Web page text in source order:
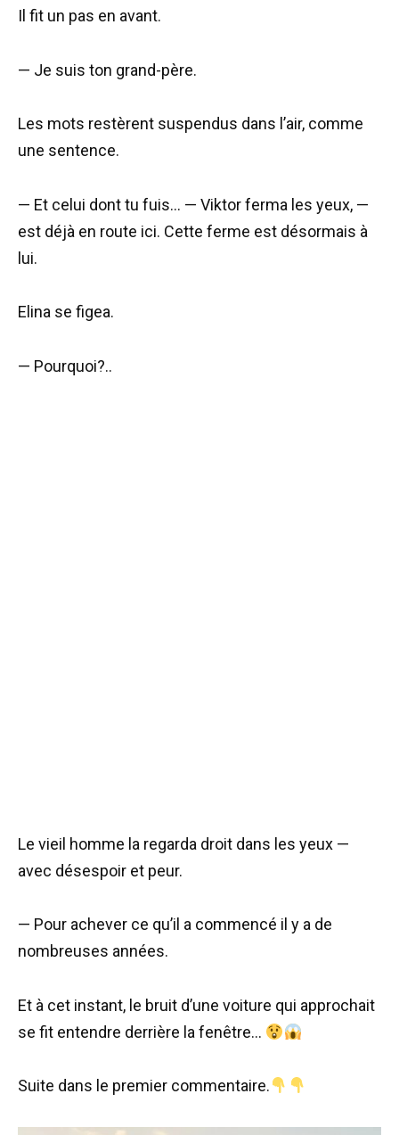
Il fit un pas en avant.
— Je suis ton grand-père.
Les mots restèrent suspendus dans l’air, comme
une sentence.
— Et celui dont tu fuis… — Viktor ferma les yeux, —
est déjà en route ici. Cette ferme est désormais à
lui.
Elina se figea.
— Pourquoi?..
Le vieil homme la regarda droit dans les yeux —
avec désespoir et peur.
— Pour achever ce qu’il a commencé il y a de
nombreuses années.
Et à cet instant, le bruit d’une voiture qui approchait
se fit entendre derrière la fenêtre…
Suite dans le premier commentaire.